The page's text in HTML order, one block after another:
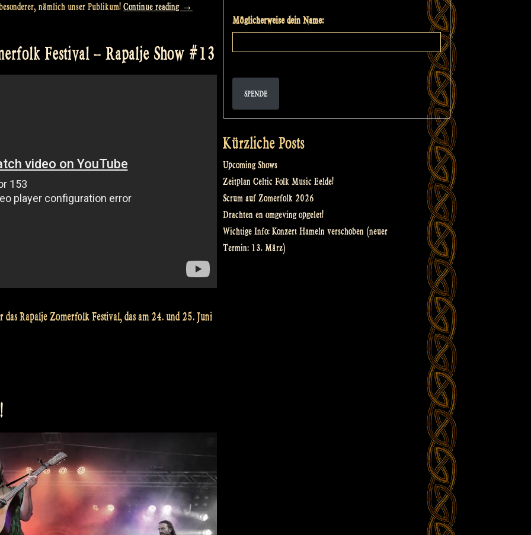
nämlich unser Publikum! Continue reading „Rapalje
where
folk
→
Festival – Rapalje Show #13
Rapalje Zomerfolk Festival, das am 24. und 25. Juni
Möglicherweise dein Name:
SPENDE
Kürzliche Posts
Upcoming Shows
Zeitplan Celtic Folk Music Eelde!
Scrum auf Zomerfolk 2026
Drachten en omgeving opgelet!
Wichtige Info: Konzert Hameln verschoben (neuer
Termin: 13. März)